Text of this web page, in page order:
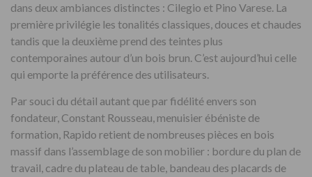
dans deux ambiances distinctes : Cilegio et Pino Varese. La
première privilégie les tonalités classiques, douces et chaudes
tandis que la deuxième prend des teintes plus
contemporaines autour d’un bois brun. C’est aujourd’hui celle
qui emporte la préférence des utilisateurs.
Par souci du détail autant que par fidélité envers son
fondateur, Constant Rousseau, menuisier ébéniste de
formation, Rapido retient de nombreuses pièces en bois
massif dans l’assemblage de son mobilier : bordure du plan de
travail, cadre du plateau de table, bandeau des placards de